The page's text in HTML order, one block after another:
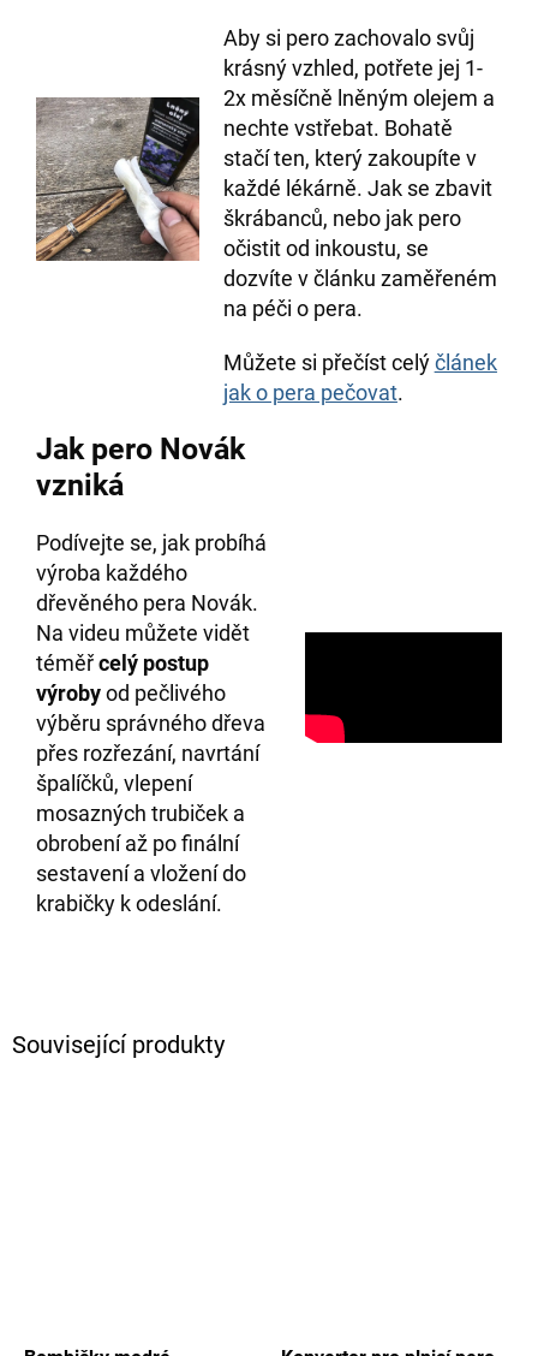
Související produkty
Aby si pero zachovalo svůj
krásný vzhled, potřete jej 1-
2x měsíčně lněným olejem a
nechte vstřebat. Bohatě
stačí ten, který zakoupíte v
každé lékárně. Jak se zbavit
škrábanců, nebo jak pero
očistit od inkoustu, se
dozvíte v článku zaměřeném
na péči o pera.
Můžete si přečíst celýčlánek
jak o pera pečovat.
Jak pero Novák
vzniká
Podívejte se, jak probíhá
výroba každého
dřevěného pera Novák.
Na videu můžete vidět
téměřcelý postup
výrobyod pečlivého
výběru správného dřeva
přes rozřezání, navrtání
špalíčků, vlepení
mosazných trubiček a
obrobení až po finální
sestavení a vložení do
krabičky k odeslání.